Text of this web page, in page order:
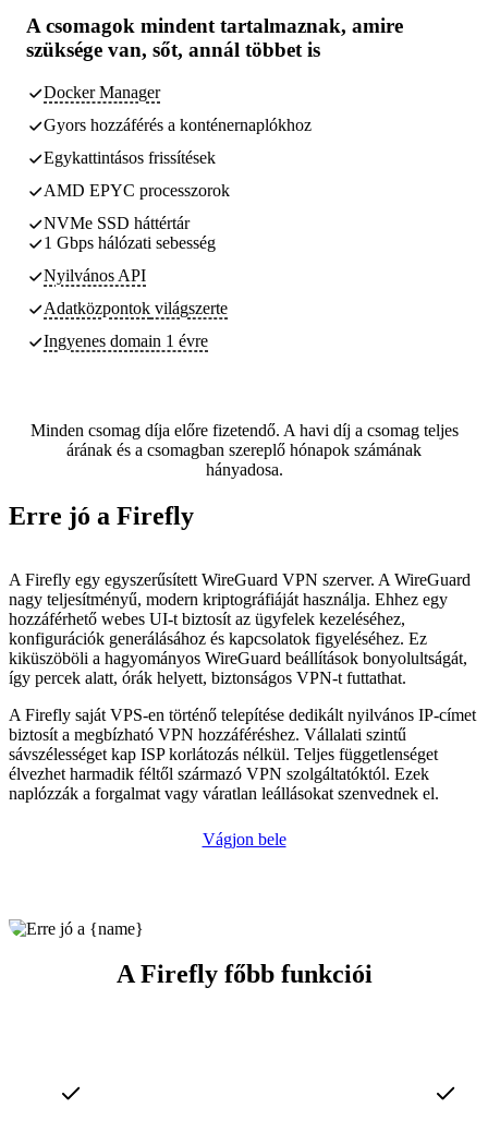
A csomagok mindent tartalmaznak, amire
szüksége van, sőt, annál többet is
Docker Manager
Gyors hozzáférés a konténernaplókhoz
Egykattintásos frissítések
AMD EPYC processzorok
NVMe SSD háttértár
1 Gbps hálózati sebesség
Nyilvános API
Adatközpontok világszerte
Ingyenes domain 1 évre
Minden csomag díja előre fizetendő. A havi díj a csomag teljes
árának és a csomagban szereplő hónapok számának
hányadosa.
Erre jó a Firefly
A Firefly egy egyszerűsített WireGuard VPN szerver. A WireGuard
nagy teljesítményű, modern kriptográfiáját használja. Ehhez egy
hozzáférhető webes UI-t biztosít az ügyfelek kezeléséhez,
konfigurációk generálásához és kapcsolatok figyeléséhez. Ez
kiküszöböli a hagyományos WireGuard beállítások bonyolultságát,
így percek alatt, órák helyett, biztonságos VPN-t futtathat.
A Firefly saját VPS-en történő telepítése dedikált nyilvános IP-címet
biztosít a megbízható VPN hozzáféréshez. Vállalati szintű
sávszélességet kap ISP korlátozás nélkül. Teljes függetlenséget
élvezhet harmadik féltől származó VPN szolgáltatóktól. Ezek
naplózzák a forgalmat vagy váratlan leállásokat szenvednek el.
Vágjon bele
A Firefly főbb funkciói